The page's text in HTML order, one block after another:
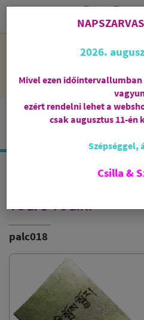
NAPSZARVAS SZÜNET: 2026.
i
TIBETI
YOGI & YOGINI
palc018
2026.
Mivel ezen
ezért rendelni lehet a
csak augusztus 11-én
Szépséggel,
Csilla &